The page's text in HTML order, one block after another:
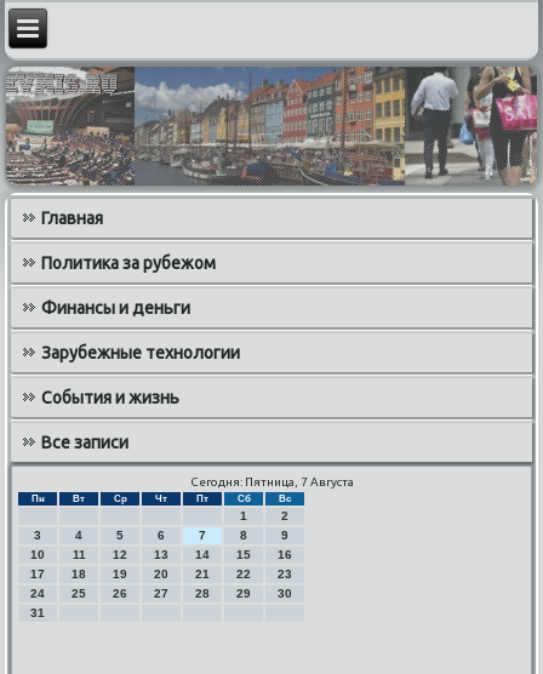
Главная
Политика за рубежом
Финансы и деньги
Зарубежные технологии
События и жизнь
Все записи
Сегодня: Пятница, 7 Августа
Пн Вт Ср Чт Пт Сб Вс
1
2
3
4 5 6 7 8
9
10
11 12 13 14 15
16
17
18 19 20 21 22
23
24
25 26 27 28 29
30
31